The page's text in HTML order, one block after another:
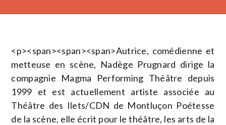
<p><span><span><span>Autrice, comédienne et
metteuse en scène, Nadège Prugnard dirige la
compagnie Magma Performing Théâtre depuis
1999 et est actuellement artiste associée au
Théâtre des Ilets/CDN de Montluçon Poétesse
de la scène, elle écrit pour le théâtre, les arts de la